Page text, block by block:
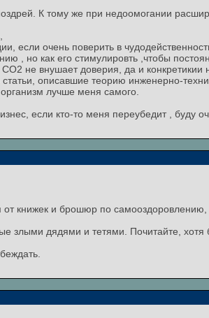
К тому же при недоомогании
если очень поверить в
, но как его стимулировть ,чтобы
не внушает доверия, да и конкретикии
описавшие теорию инженерно-
лучше меня самого.
если кто-то меня переубедит , буду
от книжек и брошюр по
злыми дядями и тетями. Почитайте,